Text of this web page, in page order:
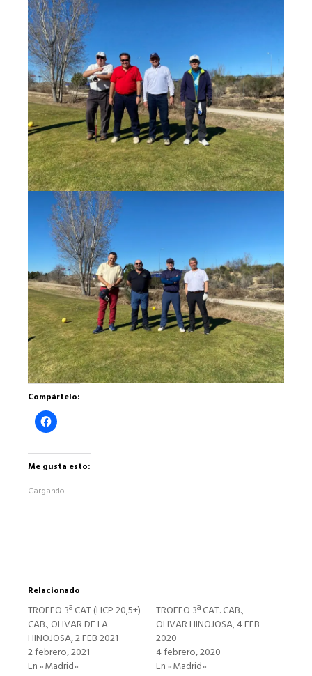
Compártelo:
Haz
clic
en
Facebook
en
Me gusta esto:
Cargando...
Relacionado
TROFEO 3ª CAT (HCP 20,5+)
CAB., OLIVAR DE LA
HINOJOSA, 2 FEB 2021
2 febrero, 2021
En «Madrid»
TROFEO 3ª CAT. CAB.,
OLIVAR HINOJOSA, 4 FEB
2020
4 febrero, 2020
En «Madrid»